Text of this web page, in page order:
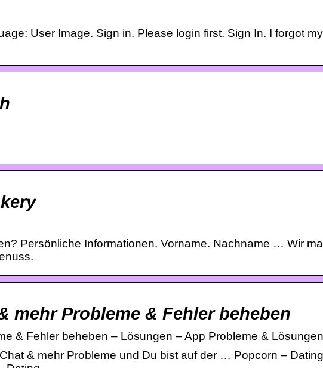
User Image. Sign in. Please login first. Sign In. I forgot my
Persönliche Informationen. Vorname. Nachname … Wir
mehr Probleme & Fehler beheben
& Fehler beheben – Lösungen – App Probleme & Lösungen
& mehr Probleme und Du bist auf der … Popcorn –